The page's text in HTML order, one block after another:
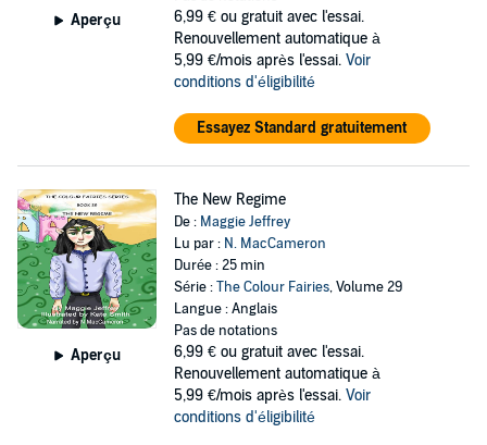
Aperçu 6,99 € ou gratuit avec l'essai.
Renouvellement automatique à
5,99 €/mois après l'essai. Voir
conditions d'éligibilité
Essayez Standard gratuitement
Aperçu
The New Regime
De : Maggie Jeffrey
Lu par : N. MacCameron
Durée : 25 min
Série :The Colour Fairies, Volume 29
Langue : Anglais
Pas de notations
6,99 € ou gratuit avec l'essai.
Renouvellement automatique à
5,99 €/mois après l'essai. Voir
conditions d'éligibilité